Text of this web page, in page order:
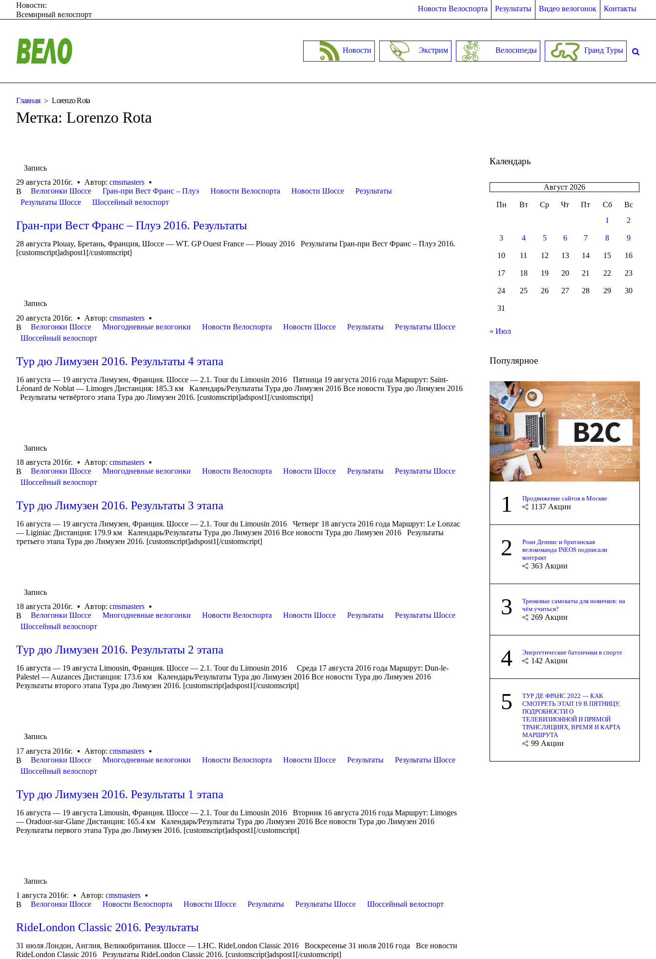
Новости Велоспорта Результаты Видео велогонок Контакты
Новости:
Всемирный велоспорт
Новости Экстрим Велосипеды Гранд Туры
Главная Lorenzo Rota
Метка: Lorenzo Rota
Запись
29 августа 2016г.
Автор:cmsmasters
В
Велогонки Шоссе Гран-при Вест Франс – Плуэ Новости Велоспорта Новости Шоссе
Результаты
Результаты Шоссе
Шоссейный велоспорт
Гран-при Вест Франс – Плуэ 2016. Результаты
28 августа Plouay, Бретань, Франция, Шоссе — WT. GP Ouest France — Plouay 2016 Результаты Гран-при Вест Франс – Плуэ 2016.
[customscript]adspost1[/customscript]
Запись
20 августа 2016г.
Автор:cmsmasters
В
Велогонки Шоссе Многодневные велогонки Новости Велоспорта Новости Шоссе Результаты
Результаты Шоссе
Шоссейный велоспорт
Тур дю Лимузен 2016. Результаты 4 этапа
16 августа — 19 августа Лимузен, Франция. Шоссе — 2.1. Tour du Limousin 2016 Пятница 19 августа 2016 года Маршрут: Saint-
Léonard de Noblat — Limoges Дистанция: 185.3 км Календарь/Результаты Тура дю Лимузен 2016 Все новости Тура дю Лимузен 2016
Результаты четвёртого этапа Тура дю Лимузен 2016. [customscript]adspost1[/customscript]
Запись
18 августа 2016г.
Автор:cmsmasters
В
Велогонки Шоссе Многодневные велогонки Новости Велоспорта Новости Шоссе Результаты
Результаты Шоссе
Шоссейный велоспорт
Тур дю Лимузен 2016. Результаты 3 этапа
16 августа — 19 августа Лимузен, Франция. Шоссе — 2.1. Tour du Limousin 2016 Четверг 18 августа 2016 года Маршрут: Le Lonzac
— Liginiac Дистанция: 179.9 км Календарь/Результаты Тура дю Лимузен 2016 Все новости Тура дю Лимузен 2016 Результаты
третьего этапа Тура дю Лимузен 2016. [customscript]adspost1[/customscript]
Запись
18 августа 2016г.
Автор:cmsmasters
В
Велогонки Шоссе Многодневные велогонки Новости Велоспорта Новости Шоссе Результаты
Результаты Шоссе
Шоссейный велоспорт
Тур дю Лимузен 2016. Результаты 2 этапа
16 августа — 19 августа Limousin, Франция. Шоссе — 2.1. Tour du Limousin 2016 Среда 17 августа 2016 года Маршрут: Dun-le-
Palestel — Auzances Дистанция: 173.6 км Календарь/Результаты Тура дю Лимузен 2016 Все новости Тура дю Лимузен 2016
Результаты второго этапа Тура дю Лимузен 2016. [customscript]adspost1[/customscript]
Запись
17 августа 2016г.
Автор:cmsmasters
В
Велогонки Шоссе Многодневные велогонки Новости Велоспорта Новости Шоссе Результаты
Результаты Шоссе
Шоссейный велоспорт
Тур дю Лимузен 2016. Результаты 1 этапа
16 августа — 19 августа Limousin, Франция. Шоссе — 2.1. Tour du Limousin 2016 Вторник 16 августа 2016 года Маршрут: Limoges
— Oradour-sur-Glane Дистанция: 165.4 км Календарь/Результаты Тура дю Лимузен 2016 Все новости Тура дю Лимузен 2016
Результаты первого этапа Тура дю Лимузен 2016. [customscript]adspost1[/customscript]
Запись
1 августа 2016г.
Автор:cmsmasters
В
Велогонки Шоссе Новости Велоспорта Новости Шоссе Результаты Результаты Шоссе Шоссейный велоспорт
RideLondon Classic 2016. Результаты
31 июля Лондон, Англия, Великобритания. Шоссе — 1.HC. RideLondon Classic 2016 Воскресенье 31 июля 2016 года Все новости
RideLondon Classic 2016 Результаты RideLondon Classic 2016. [customscript]adspost1[/customscript]
Календарь
Август 2026
Пн Вт Ср Чт Пт Сб
Вс
1
2
3 4 5 6 7 8 9
10 11 12 13 14 15 16
17 18 19 20 21 22 23
24 25 26 27 28 29 30
31
« Июл
Популярное
1 Продвижение сайтов в Москве
1137 Акции
2
Роан Деннис и британская
велокоманда INEOS подписали
контракт
363 Акции
3
Трюковые самокаты для новичков: на
чём учиться?
269 Акции
4 Энергетические батончики в спорте
142 Акции
5
ТУР ДЕ ФРАНС 2022 — КАК
СМОТРЕТЬ ЭТАП 19 В ПЯТНИЦУ,
ПОДРОБНОСТИ О
ТЕЛЕВИЗИОННОЙ И ПРЯМОЙ
ТРАНСЛЯЦИЯХ, ВРЕМЯ И КАРТА
МАРШРУТА
99 Акции